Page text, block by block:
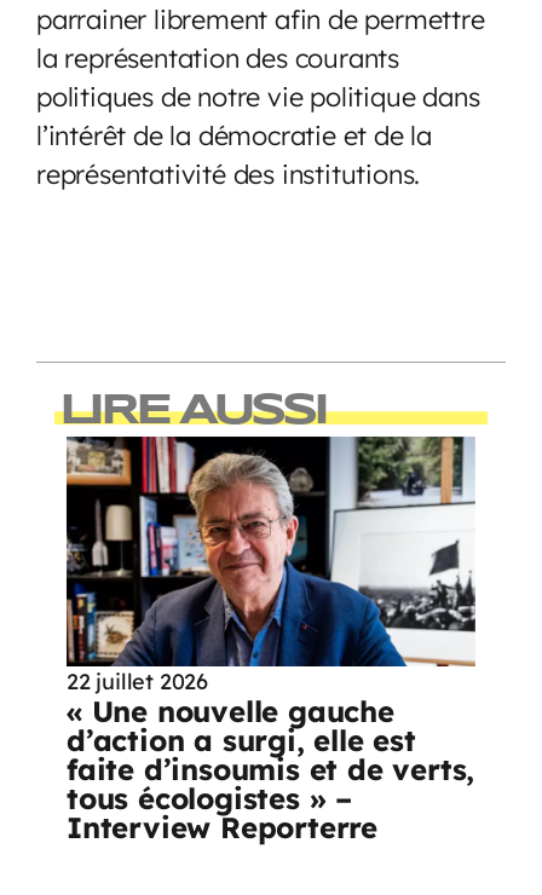
parrainer librement afin de permettre
la représentation des courants
politiques de notre vie politique dans
l’intérêt de la démocratie et de la
représentativité des institutions.
LIRE AUSSI
22 juillet 2026
« Une nouvelle gauche
d’action a surgi, elle est
faite d’insoumis et de verts,
tous écologistes » –
Interview Reporterre